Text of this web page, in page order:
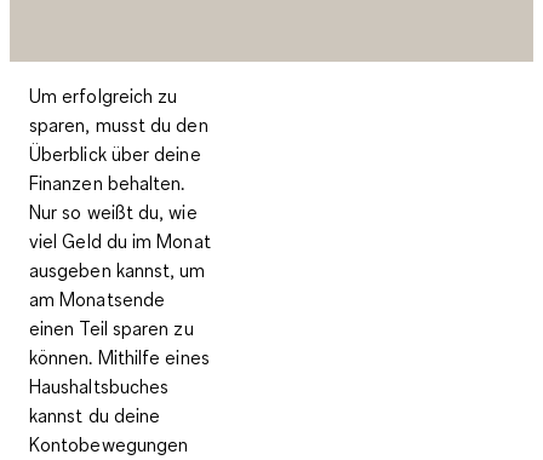
Um erfolgreich zu
sparen, musst du den
Überblick über deine
Finanzen behalten.
Nur so weißt du, wie
viel Geld du im Monat
ausgeben kannst, um
am Monatsende
einen Teil sparen zu
können. Mithilfe eines
Haushaltsbuches
kannst du deine
Kontobewegungen